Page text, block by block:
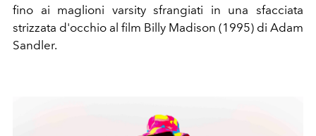
fino ai maglioni varsity sfrangiati in una sfacciata
strizzata d'occhio al film Billy Madison (1995) di Adam
Sandler.